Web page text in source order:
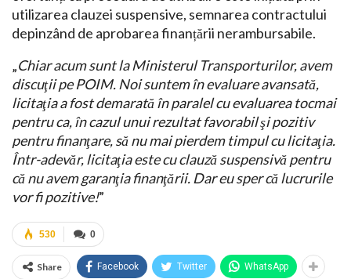
utilizarea clauzei suspensive, semnarea contractului
depinzând de aprobarea finanțării nerambursabile.
„Chiar acum sunt la Ministerul Transporturilor, avem
discuţii pe POIM. Noi suntem în evaluare avansată,
licitaţia a fost demarată în paralel cu evaluarea tocmai
pentru ca, în cazul unui rezultat favorabil şi pozitiv
pentru finanţare, să nu mai pierdem timpul cu licitaţia.
Într-adevăr, licitaţia este cu clauză suspensivă pentru
că nu avem garanţia finanţării. Dar eu sper că lucrurile
vor fi pozitive!”
0
530
Share Facebook Twitter WhatsApp